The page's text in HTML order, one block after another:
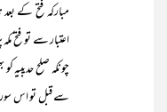
مبارکہ فتح کے
اعتبار سے تو فتح
چونکہ صلح حدیبیہ
سے قبل تو اس